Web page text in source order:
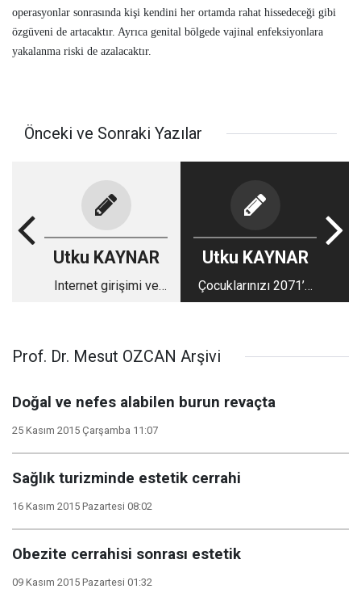
operasyonlar sonrasında kişi kendini her ortamda rahat hissedeceği gibi
özgüveni de artacaktır. Ayrıca genital bölgede vajinal enfeksiyonlara
yakalanma riski de azalacaktır.
Önceki ve Sonraki Yazılar
Utku KAYNAR
Internet girişimi ve
Utku KAYNAR
Çocuklarınızı 2071’e
nasıl hazırlarsınız ?
Prof. Dr. Mesut OZCAN Arşivi
Doğal ve nefes alabilen burun revaçta
25 Kasım 2015 Çarşamba 11:07
Sağlık turizminde estetik cerrahi
16 Kasım 2015 Pazartesi 08:02
Obezite cerrahisi sonrası estetik
09 Kasım 2015 Pazartesi 01:32